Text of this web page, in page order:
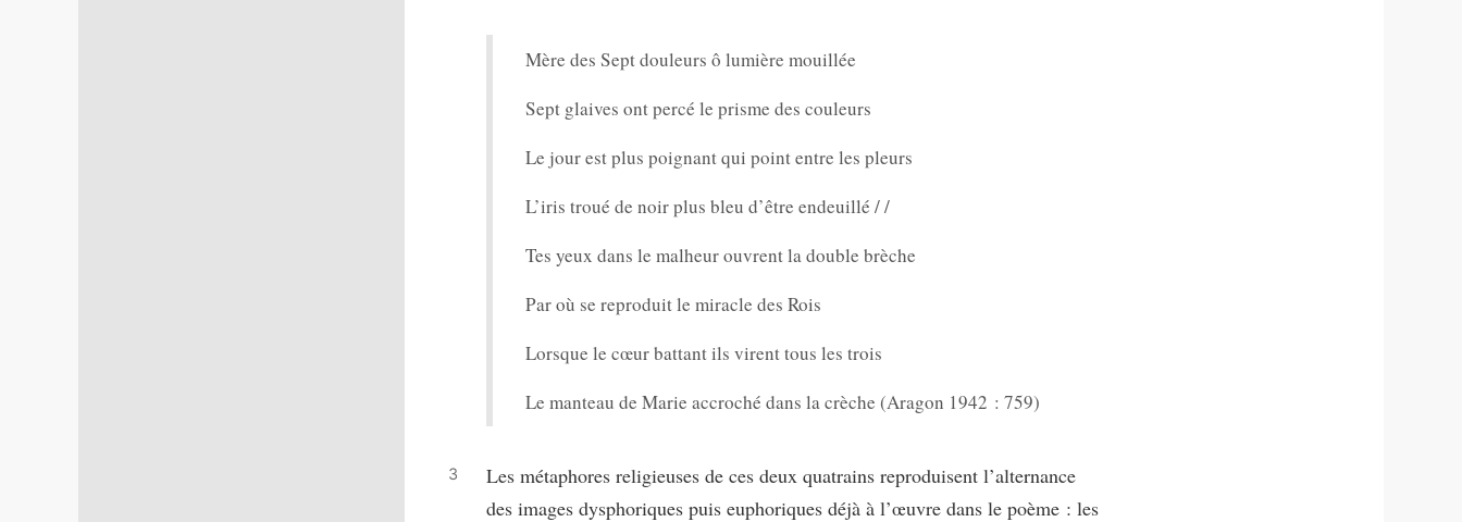
Mère des Sept douleurs ô lumière mouillée
Sept glaives ont percé le prisme des couleurs
Le jour est plus poignant qui point entre les pleurs
L’iris troué de noir plus bleu d’être endeuillé / /
Tes yeux dans le malheur ouvrent la double brèche
Par où se reproduit le miracle des Rois
Lorsque le cœur battant ils virent tous les trois
Le manteau de Marie accroché dans la crèche (Aragon 1942 : 759)
Les métaphores religieuses de ces deux quatrains reproduisent l’alternance
des images dysphoriques puis euphoriques déjà à l’œuvre dans le poème : les